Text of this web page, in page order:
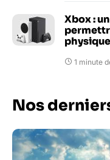
Xbox :
1 minute
Nos